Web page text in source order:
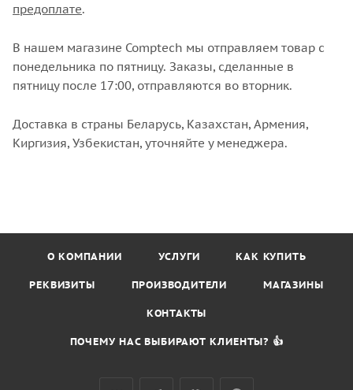
предоплате.
В нашем магазине Comptech мы отправляем товар с
понедельника по пятницу. Заказы, сделанные в
пятницу после 17:00, отправляются во вторник.
Доставка в страны Беларусь, Казахстан, Армения,
Киргизия, Узбекистан, уточняйте у менеджера.
О КОМПАНИИ УСЛУГИ КАК КУПИТЬ
РЕКВИЗИТЫ ПРОИЗВОДИТЕЛИ МАГАЗИНЫ
КОНТАКТЫ
ПОЧЕМУ НАС ВЫБИРАЮТ КЛИЕНТЫ? 👍